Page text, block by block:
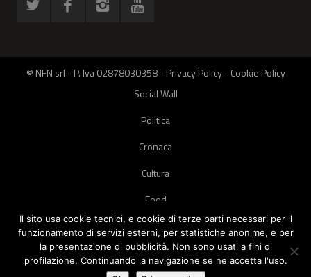
© NFN srl - P. Iva 02878030358 -Privacy Policy-Cookie Policy
Social Wall
Politica
Cronaca
Cultura
Food
Green
Pets
Il sito usa cookie tecnici, e cookie di terze parti necessari per il
funzionamento di servizi esterni, per statistiche anonime, e per
la presentazione di pubblicità. Non sono usati a fini di
profilazione. Continuando la navigazione se ne accetta l'uso.